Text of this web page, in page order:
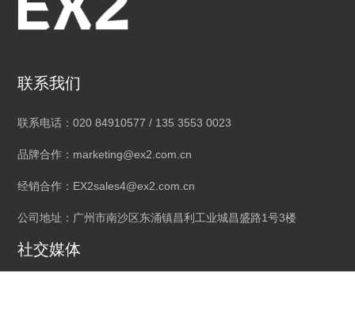
联系我们
联系电话：020 84910577 / 135 3553 0023
品牌合作：marketing@ex2.com.cn
经销合作：EX2sales4@ex2.com.cn
公司地址：广州市南沙区东涌镇昌利工业城昌盛路1号3楼
社交媒体